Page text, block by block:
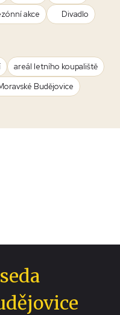
akce
Divadlo
areál letního koupaliště
Budějovice